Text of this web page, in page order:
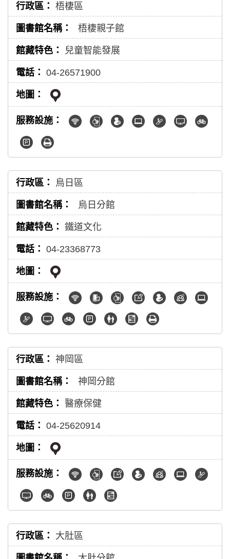
梧棲區
梧棲親子館
兒童智能發展
04-26571900
烏日區
烏日分館
鐵道文化
04-23368773
神岡區
神岡分館
醫療保健
04-25620914
大肚區